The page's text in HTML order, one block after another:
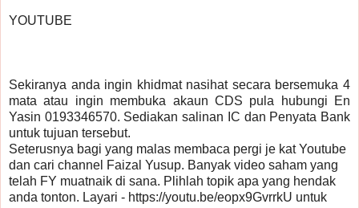
YOUTUBE
Sekiranya anda ingin khidmat nasihat secara bersemuka 4
mata atau ingin membuka akaun CDS pula hubungi En
Yasin 0193346570. Sediakan salinan IC dan Penyata Bank
untuk tujuan tersebut.
Seterusnya bagi yang malas membaca pergi je kat Youtube
dan cari channel Faizal Yusup. Banyak video saham yang
telah FY muatnaik di sana. Plihlah topik apa yang hendak
anda tonton. Layari - https://youtu.be/eopx9GvrrkU untuk